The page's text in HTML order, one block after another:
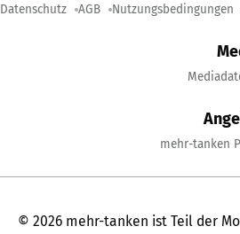
Datenschutz AGB Nutzungsbedingungen
mehr-tanken
© 2026 mehr-tanken ist Teil der